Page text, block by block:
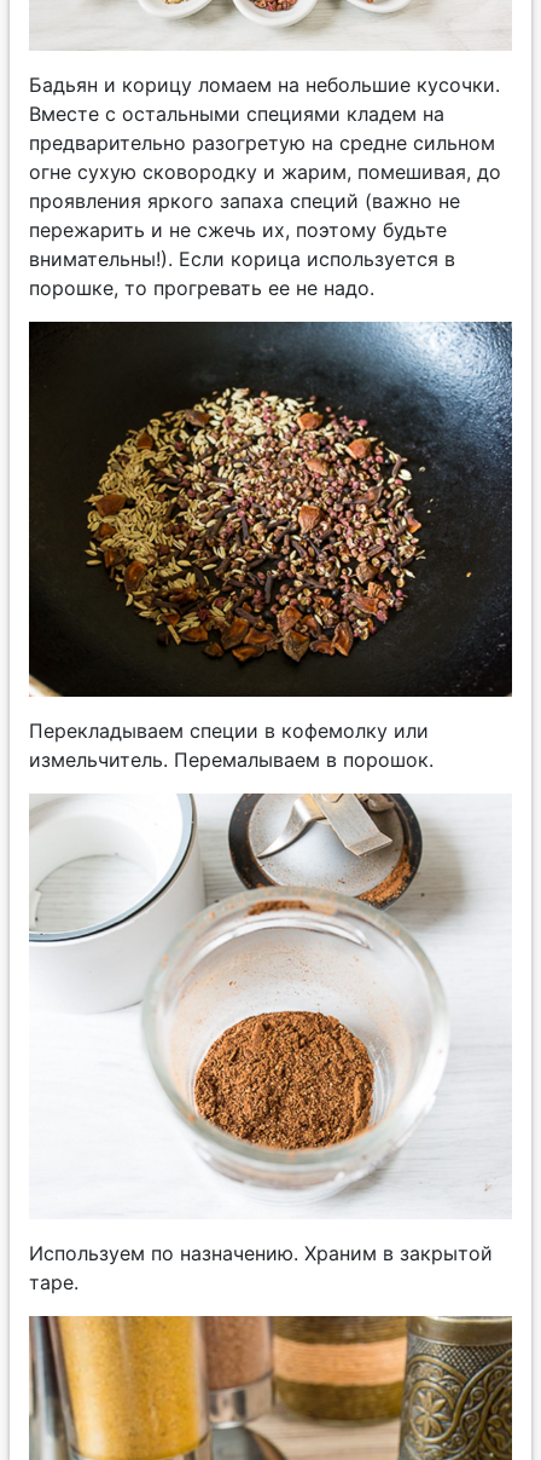
Бадьян и корицу ломаем на небольшие кусочки.
Вместе с остальными специями кладем на
предварительно разогретую на средне сильном
огне сухую сковородку и жарим, помешивая, до
проявления яркого запаха специй (важно не
пережарить и не сжечь их, поэтому будьте
внимательны!). Если корица используется в
порошке, то прогревать ее не надо.
Перекладываем специи в кофемолку или
измельчитель. Перемалываем в порошок.
Используем по назначению. Храним в закрытой
таре.